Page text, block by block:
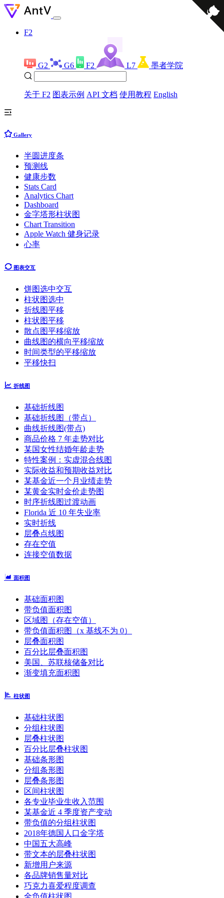
F2
G2 G6 F2 L7 墨者学院
关于 F2 图表示例 API 文档 使用教程 English
Gallery
半圆进度条
预测线
健康步数
Stats Card
Analytics Chart
Dashboard
金字塔形柱状图
Chart Transition
Apple Watch 健身记录
心率
图表交互
饼图选中交互
柱状图选中
折线图平移
柱状图平移
散点图平移缩放
曲线图的横向平移缩放
时间类型的平移缩放
平移快扫
折线图
基础折线图
基础折线图（带点）
曲线折线图(带点)
商品价格 7 年走势对比
某国女性结婚年龄走势
特性案例：实虚混合线图
实际收益和预期收益对比
某基金近一个月业绩走势
某黄金实时金价走势图
时序折线图过渡动画
Florida 近 10 年失业率
实时折线
层叠点线图
存在空值
连接空值数据
面积图
基础面积图
带负值面积图
区域图（存在空值）
带负值面积图（x 基线不为 0）
层叠面积图
百分比层叠面积图
美国、苏联核储备对比
渐变填充面积图
柱状图
基础柱状图
分组柱状图
层叠柱状图
百分比层叠柱状图
基础条形图
分组条形图
层叠条形图
区间柱状图
各专业毕业生收入范围
某基金近 4 季度资产变动
带负值的分组柱状图
2018年德国人口金字塔
中国五大高峰
带文本的层叠柱状图
新增用户来源
各品牌销售量对比
巧克力喜爱程度调查
全负值柱状图